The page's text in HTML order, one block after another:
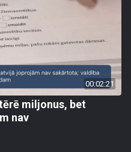
00:02:21
miljonus, bet
nav